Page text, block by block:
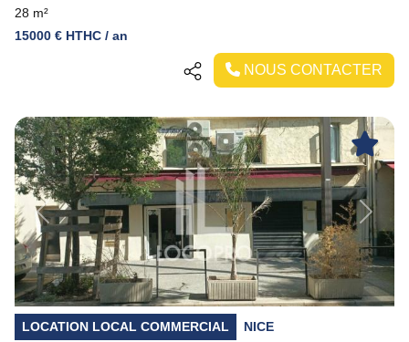
28 m²
15000 € HTHC / an
NOUS CONTACTER
Previous Next
LOCATION LOCAL COMMERCIAL
NICE